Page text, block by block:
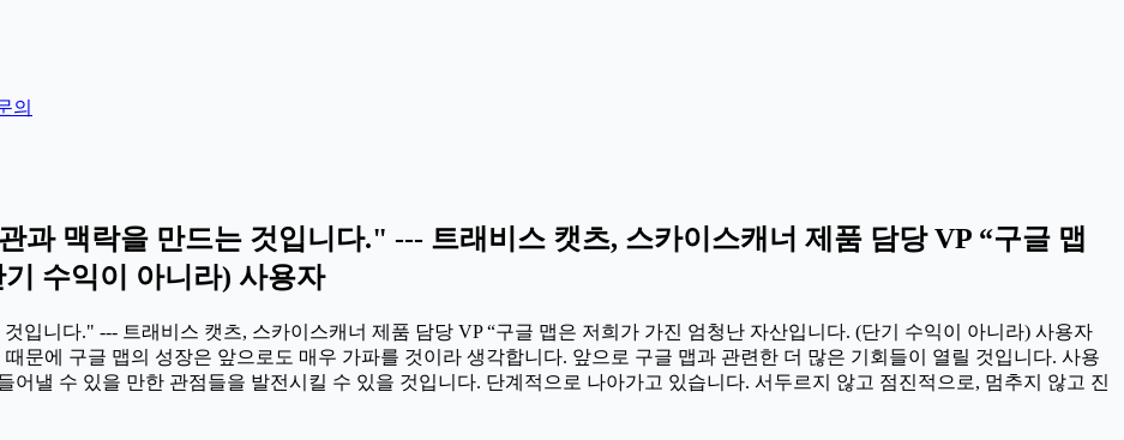
의
과 맥락을 만드는 것입니다." --- 트래비스 캣츠, 스카이스캐너 제품 담당 VP “구글 맵
수익이 아니라) 사용자
입니다." --- 트래비스 캣츠, 스카이스캐너 제품 담당 VP “구글 맵은 저희가 가진 엄청난 자산입니다. (단기 수익이 아니라) 사용자
문에 구글 맵의 성장은 앞으로도 매우 가파를 것이라 생각합니다. 앞으로 구글 맵과 관련한 더 많은 기회들이 열릴 것입니다. 사용
어낼 수 있을 만한 관점들을 발전시킬 수 있을 것입니다. 단계적으로 나아가고 있습니다. 서두르지 않고 점진적으로, 멈추지 않고 진